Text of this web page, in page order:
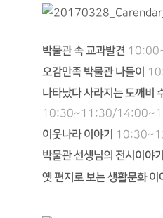
박물관 속 교과발견
오감만족 박물관 나들이
나타났다 사라지는 도깨비
10:30~11:30/
이웃나라 이야기
박물관 선생님의 전시이야기
옛 편지로 보는 생활문화 이